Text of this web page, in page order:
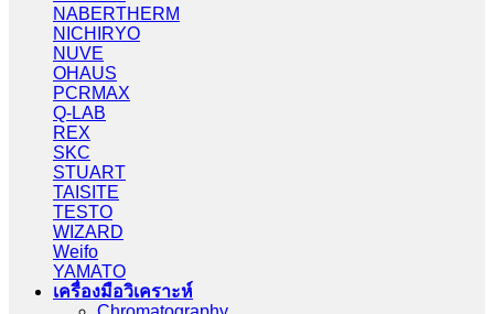
NABERTHERM
NICHIRYO
NUVE
OHAUS
PCRMAX
Q-LAB
REX
SKC
STUART
TAISITE
TESTO
WIZARD
Weifo
YAMATO
เครื่องมือวิเคราะห์